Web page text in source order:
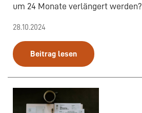
um 24 Monate verlängert werden?
28.10.2024
Beitrag lesen